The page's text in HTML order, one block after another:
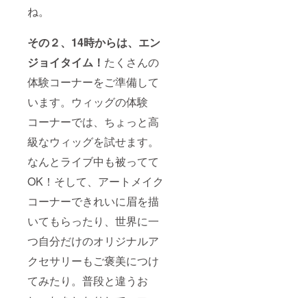
ね。
その２、14時からは、エン
ジョイタイム！ たくさんの
体験コーナーをご準備して
います。ウィッグの体験
コーナーでは、ちょっと高
級なウィッグを試せます。
なんとライブ中も被ってて
OK！そして、アートメイク
コーナーできれいに眉を描
いてもらったり、世界に一
つ自分だけのオリジナルア
クセサリーもご褒美につけ
てみたり。普段と違うお